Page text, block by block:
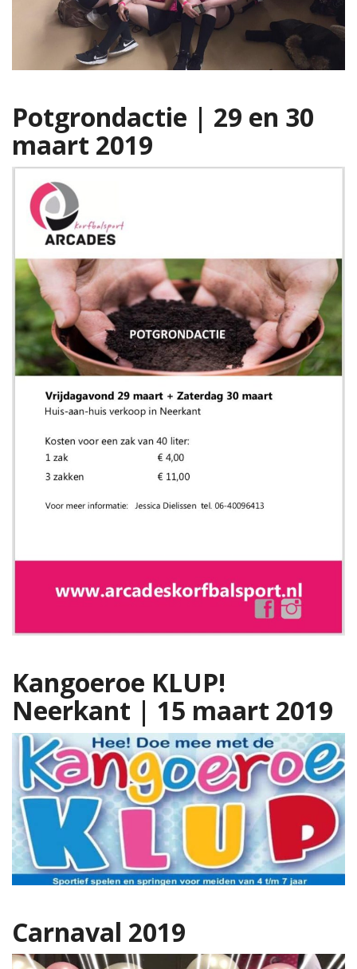
Potgrondactie | 29 en 30
maart 2019
Kangoeroe KLUP!
Neerkant | 15 maart 2019
Carnaval 2019